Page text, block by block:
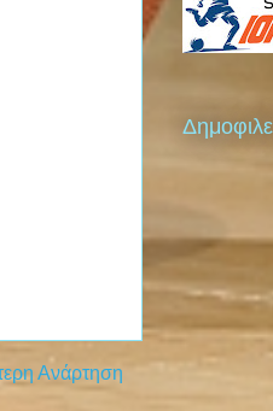
Ανάρτηση